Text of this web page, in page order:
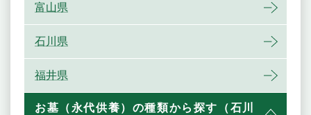
富山県
石川県
福井県
お墓（永代供養）の種類から探す（石川